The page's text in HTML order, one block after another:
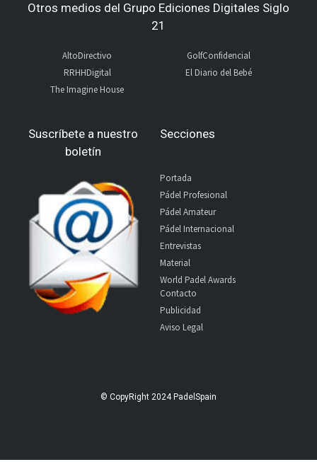
Otros medios del Grupo Ediciones Digitales Siglo
21
AltoDirectivo
RRHHDigital
The Imagine House
GolfConfidencial
El Diario del Bebé
Suscríbete a nuestro
boletín
Secciones
Portada
Pádel Profesional
Pádel Amateur
Pádel Internacional
Entrevistas
Material
World Padel Awards
Contacto
Publicidad
Aviso Legal
© CopyRight 2024 PadelSpain